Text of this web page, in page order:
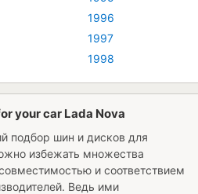
1996
1997
1998
your car Lada Nova
подбор шин и дисков для
избежать множества
и соответствием
Ведь ими